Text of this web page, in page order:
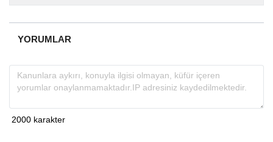
almakta, haber akışı...
YORUMLAR